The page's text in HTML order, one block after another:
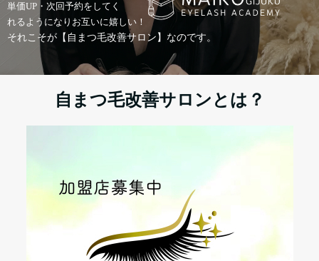
単価UP・ 次回予約をしてく
れるようになりお互いに嬉しい！
それこそが【自まつ毛改善サロン】なのです。
自まつ毛改善サロンとは？